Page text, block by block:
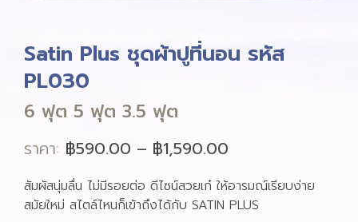
Satin Plus ชุดผ้าปูที่นอน รหัส
PL030
6 ฟุต 5 ฟุต 3.5 ฟุต
ราคา: ฿590.00 – ฿1,590.00
สัมผัสนุ่มลื่น ไม่มีรอยต่อ ดีไซน์สวยเก๋ ให้อารมณ์เรียบง่าย
สมัยใหม่ สไตล์ไหนก็เข้าถึงได้กับ SATIN PLUS